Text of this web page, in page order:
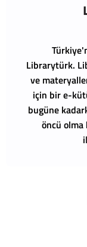
Librarytürk.
ve
için bir e-
bugüne
öncü olma